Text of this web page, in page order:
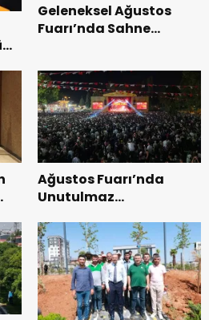
Geleneksel Ağustos
Fuarı’nda Sahne
Ağustos Fuarı’nda
Unutulmaz